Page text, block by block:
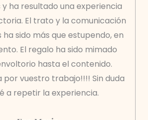
ha resultado una experiencia
El trato y la comunicación
sido más que estupendo, en
El regalo ha sido mimado
hasta el contenido.
por vuestro trabajo!!!! Sin duda
a repetir la experiencia.